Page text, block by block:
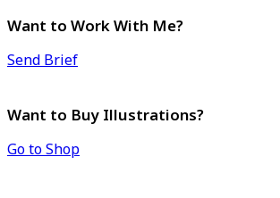
Want to Work With Me?
Send Brief
Want to Buy Illustrations?
Go to Shop